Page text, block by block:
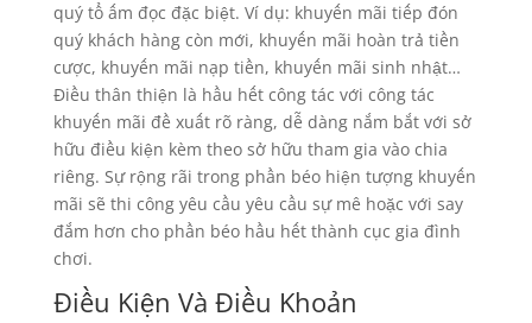
quý tổ ấm đọc đặc biệt. Ví dụ: khuyến mãi tiếp đón
quý khách hàng còn mới, khuyến mãi hoàn trả tiền
cược, khuyến mãi nạp tiền, khuyến mãi sinh nhật…
Điều thân thiện là hầu hết công tác với công tác
khuyến mãi đề xuất rõ ràng, dễ dàng nắm bắt với sở
hữu điều kiện kèm theo sở hữu tham gia vào chia
riêng. Sự rộng rãi trong phần béo hiện tượng khuyến
mãi sẽ thi công yêu cầu yêu cầu sự mê hoặc với say
đắm hơn cho phần béo hầu hết thành cục gia đình
chơi.
Điều Kiện Và Điều Khoản